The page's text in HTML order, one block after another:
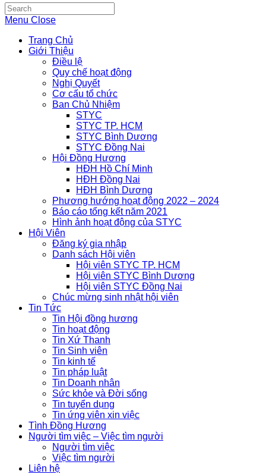
Search
this
Menu Close
Trang Chủ
Giới Thiệu
Điều lệ
Quy chế hoạt động
Nghị Quyết
Cơ cấu tổ chức
Ban Chủ Nhiệm
STYC
STYC TP. HCM
STYC Bình Dương
STYC Đồng Nai
Hội Đồng Hương
HĐH Hồ Chí Minh
HĐH Đồng Nai
HĐH Bình Dương
Phương hướng hoạt động 2022 – 2024
Báo cáo tổng kết năm 2021
Hình ảnh hoạt động của STYC
Hội Viên
Đăng ký gia nhập
Danh sách Hội viên
Hội viên STYC TP. HCM
Hội viên STYC Bình Dương
Hội viên STYC Đồng Nai
Chúc mừng sinh nhật hội viên
Tin Tức
Tin Hội đồng hương
Tin hoạt động
Tin Xứ Thanh
Tin Sinh viên
Tin kinh tế
Tin pháp luật
Tin Doanh nhân
Sức khỏe và Đời sống
Tin tuyển dụng
Tin ứng viên xin việc
Tình Đồng Hương
Người tìm việc – Việc tìm người
Người tìm việc
Việc tìm người
Liên hệ